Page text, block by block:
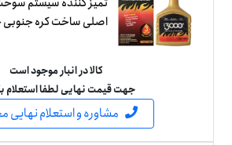
اصلی ساخت کره جنوبی حجم 500
کالا در انبار موجود است
جهت قیمت نهایی لطفا استعلام
مشاوره و استعلام